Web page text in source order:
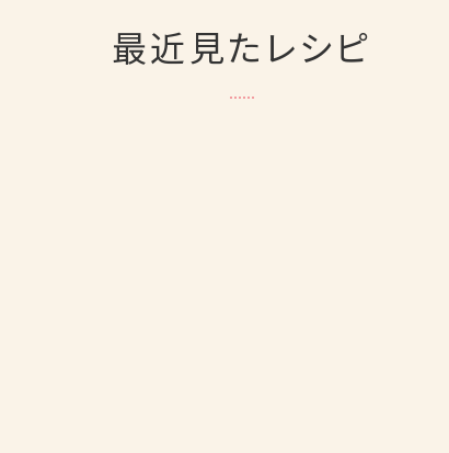
最近見たレシピ